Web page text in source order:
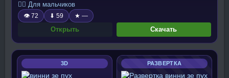
🧍‍♂️ Для мальчиков
👁 72 ⬇ 59 ★ —
Открыть Скачать
3D РАЗВЕРТКА